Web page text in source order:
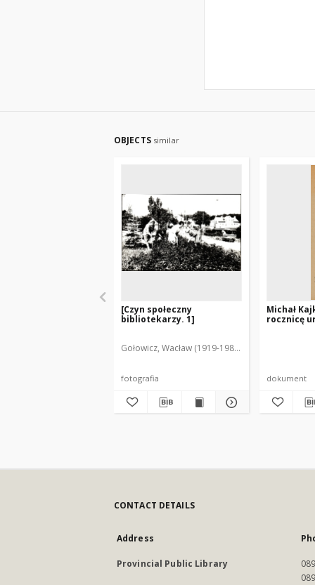
OBJECTS similar
[Czyn społeczny
bibliotekarzy. 1]
Gołowicz, Wacław (1919-1983). Fot.
fotografia
Michał
rocznicę
dokument
CONTACT DETAILS
Address
Provincial Public Library